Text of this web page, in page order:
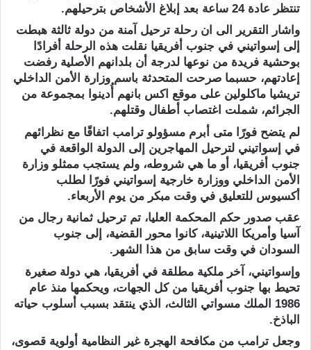
تنتظر عادة 24 ساعة بعد إبلاغ الأشخاص بترحيلهم.
واشار التقرير الى ان رحلة ترحيل آمنة من دولة ثالثة هبطت
إلى إسواتيني في جنوب أفريقيا نقلت هذه الرحلة أفرادًا
بوحشية فريدة من نوعها لدرجة أن بلدانهم الأصلية رفضت
إعادتهم، حسبما صرحت المتحدثة باسم وزارة الأمن الداخلي
تريشيا ماكلولين على موقع اكس بانهم أُدينوا بمجموعة من
الجرائم، شملت اغتصاب أطفال وقتلهم.
لم يتضح فورًا متى أبرم مسؤولو ترامب اتفاقًا مع نظرائهم
في إسواتيني لترحيل المهاجرين إلى الدولة الواقعة في
جنوب أفريقيا، أو ما هي شروطه، ولم يستجب ممثلو وزارة
الأمن الداخلي ووزارة خارجية إسواتيني فورًا لطلب
أكسيوس للتعليق في وقت مبكر من يوم الأربعاء.
عقب صدور حكم المحكمة العليا، تم ترحيل ثمانية رجال من
آسيا وأمريكا اللاتينية، كانوا محور القضية، إلى جنوب
السودان في وقت سابق من هذا الشهر.
وإسواتيني، آخر ملكية مطلقة في أفريقيا، هي دولة صغيرة
تحيط بها جنوب أفريقيا من كل الجهات، ويحكمها منذ عام
1986 الملك مسواتي الثالث، الذي ينتقد بسبب أسلوب حياته
الباذخ.
وجعل ترامب من مكافحة الهجرة غير النظامية أولوية قصوى،